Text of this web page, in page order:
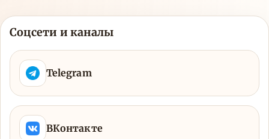
Соцсети и каналы
Telegram
ВКонтакте